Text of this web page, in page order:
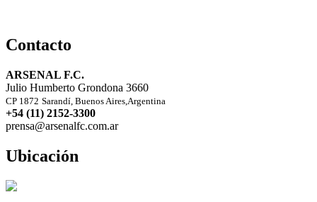
Contacto
ARSENAL F.C.
Julio Humberto Grondona 3660
CP 1872 Sarandí, Buenos Aires,Argentina
+54 (11) 2152-3300
prensa@arsenalfc.com.ar
Ubicación